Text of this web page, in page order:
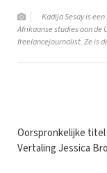
Kadija Sesay is
Afrikaanse studies aan
freelancejournalist. Ze is
Oorspronkelijke titel
Vertaling Jessica